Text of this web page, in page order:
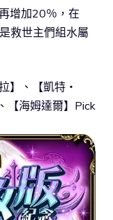
增加20％，在
救世主們組水屬
】、【凱特‧
【海姆達爾】Pick